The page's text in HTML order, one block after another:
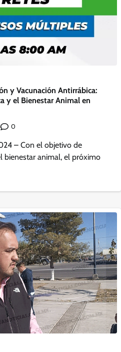
y Vacunación Antirrábica:
y el Bienestar Animal en
0
– Con el objetivo de
bienestar animal, el próximo